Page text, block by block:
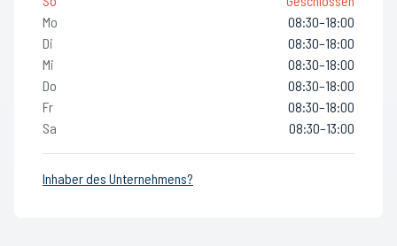
Mo
08:30–18:00
Di
08:30–18:00
Mi
08:30–18:00
Do
08:30–18:00
Fr
08:30–18:00
Sa
08:30–13:00
Inhaber des Unternehmens?